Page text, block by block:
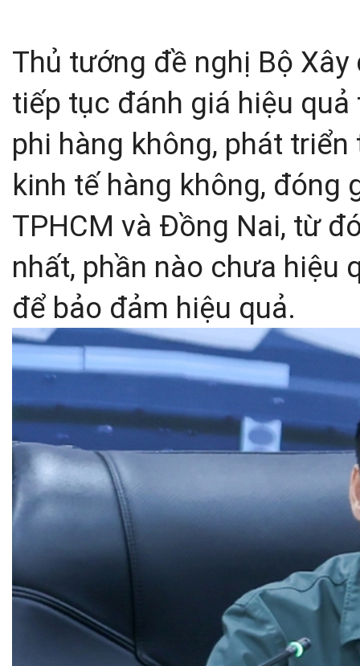
Thủ tướng đề nghị Bộ
tiếp tục đánh giá hiệu
phi hàng không, phát
kinh tế hàng không, đóng
TPHCM và Đồng Nai, từ
nhất, phần nào chưa hiệu
để bảo đảm hiệu quả.